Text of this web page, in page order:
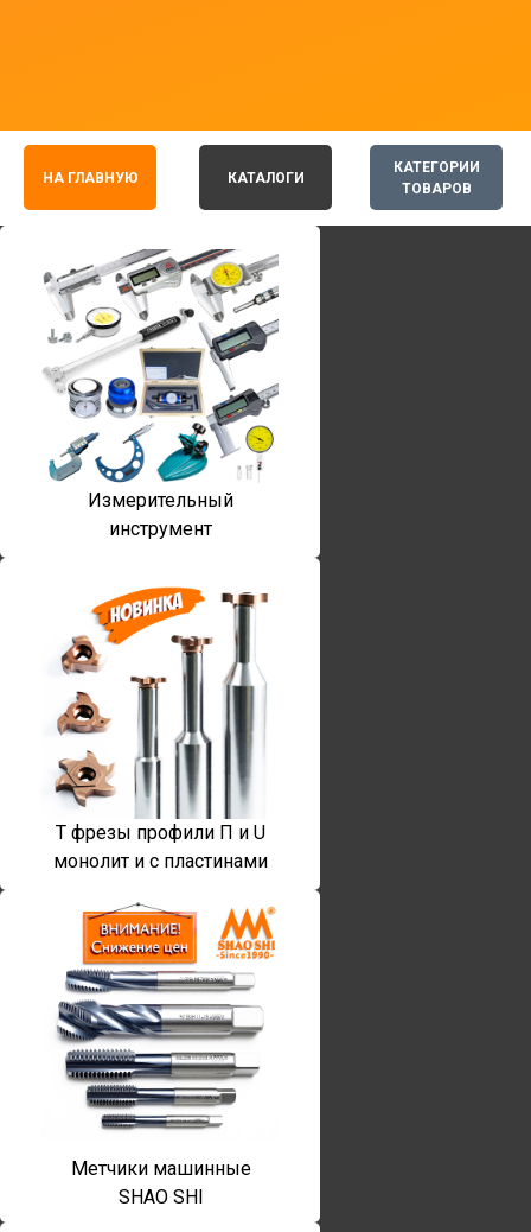
КАТЕГОРИИ
ТОВАРОВ
НА ГЛАВНУЮ КАТАЛОГИ
Измерительный
инструмент
T фрезы профили П и U
монолит и с пластинами
Метчики машинные
SHAO SHI